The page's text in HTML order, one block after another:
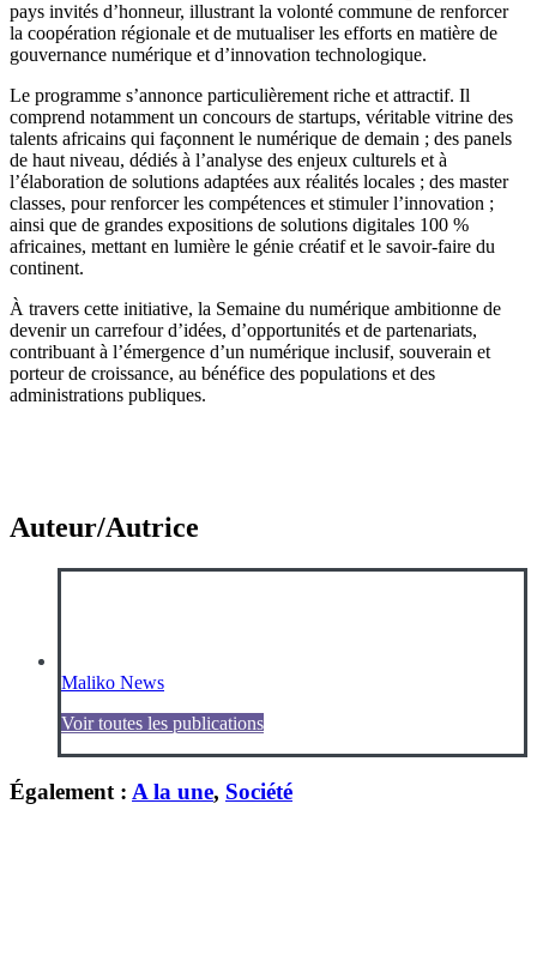
pays invités d’honneur, illustrant la volonté commune de renforcer
la coopération régionale et de mutualiser les efforts en matière de
gouvernance numérique et d’innovation technologique.
Le programme s’annonce particulièrement riche et attractif. Il
comprend notamment un concours de startups, véritable vitrine des
talents africains qui façonnent le numérique de demain ; des panels
de haut niveau, dédiés à l’analyse des enjeux culturels et à
l’élaboration de solutions adaptées aux réalités locales ; des master
classes, pour renforcer les compétences et stimuler l’innovation ;
ainsi que de grandes expositions de solutions digitales 100 %
africaines, mettant en lumière le génie créatif et le savoir-faire du
continent.
À travers cette initiative, la Semaine du numérique ambitionne de
devenir un carrefour d’idées, d’opportunités et de partenariats,
contribuant à l’émergence d’un numérique inclusif, souverain et
porteur de croissance, au bénéfice des populations et des
administrations publiques.
Auteur/Autrice
Maliko News
Voir toutes les publications
Également : A la une, Société